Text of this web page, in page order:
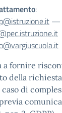
:
—
a fornire
della
di